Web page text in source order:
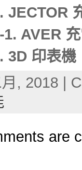
JECTOR
1. AVER
3D 印表機
, 2018 |
are